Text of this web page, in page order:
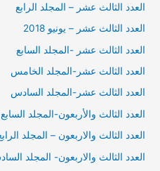
العدد الثالث عشر – المجلد الرابع
العدد الثالث عشر – يونيو 2018
العدد الثالث عشر -المجلد السابع
العدد الثالث عشر-المجلد الخامس
العدد الثالث عشر-المجلد السادس
العدد الثالث والأربعون-المجلد السابع
العدد الثالث والاربعون – المجلد
العدد الثالث والاربعون- المجلد